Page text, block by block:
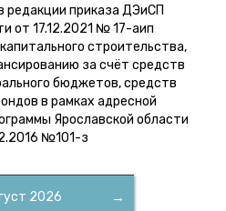
редакции приказа ДЭиСП
от 17.12.2021 № 17-аип
строительства,
за счёт средств
бюджетов, средств
в рамках адресной
Ярославской области
№101-з
→
2026